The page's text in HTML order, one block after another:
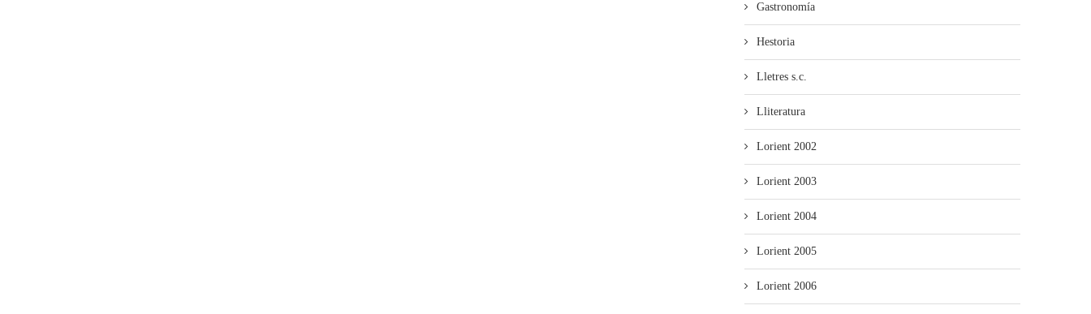
Gastronomía
Hestoria
Lletres s.c.
Lliteratura
Lorient 2002
Lorient 2003
Lorient 2004
Lorient 2005
Lorient 2006